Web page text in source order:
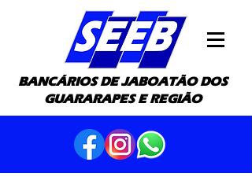
BANCÁRIOS DE JABOATÃO DOS
GUARARAPES E REGIÃO